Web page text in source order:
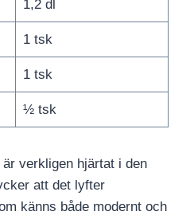
1,2 dl
1 tsk
1 tsk
½ tsk
verkligen hjärtat i den
att det lyfter
känns både modernt och